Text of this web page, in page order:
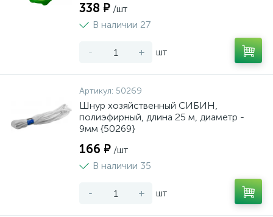
338 ₽ /шт
В наличии 27
- + шт
Артикул: 50269
Шнур хозяйственный СИБИН,
полиэфирный, длина 25 м, диаметр -
9мм {50269}
166 ₽ /шт
В наличии 35
- + шт